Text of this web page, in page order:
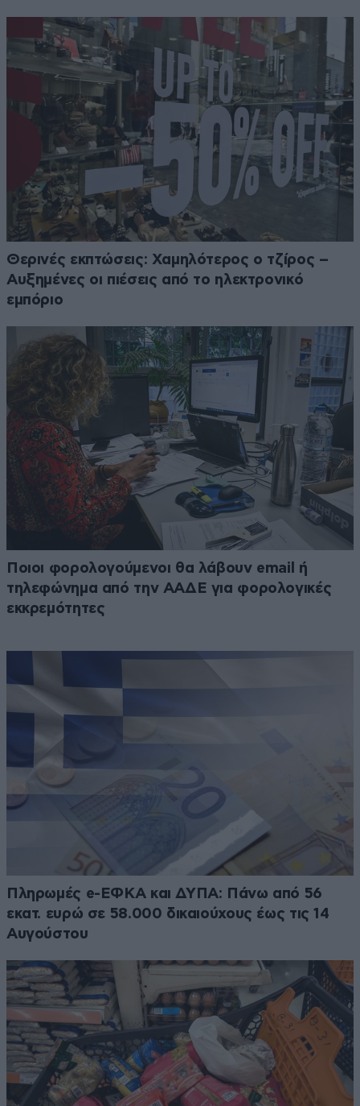
Θερινές εκπτώσεις: Χαμηλότερος ο τζίρος –
Αυξημένες οι πιέσεις από το ηλεκτρονικό
εμπόριο
Ποιοι φορολογούμενοι θα λάβουν email ή
τηλεφώνημα από την ΑΑΔΕ για φορολογικές
εκκρεμότητες
Πληρωμές e-ΕΦΚΑ και ΔΥΠΑ: Πάνω από 56
εκατ. ευρώ σε 58.000 δικαιούχους έως τις 14
Αυγούστου